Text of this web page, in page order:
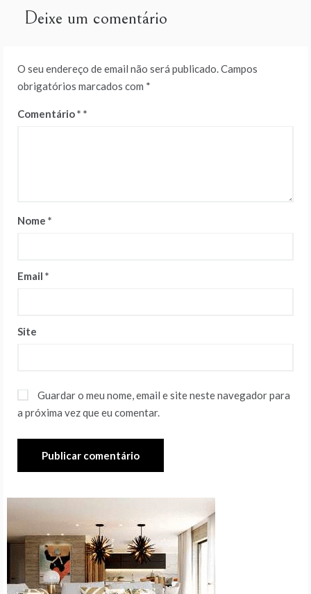
Deixe um comentário
O seu endereço de email não será publicado.Campos
obrigatórios marcados com *
Comentário*
Nome *
Email *
Site
Guardar o meu nome, email e site neste navegador para
a próxima vez que eu comentar.